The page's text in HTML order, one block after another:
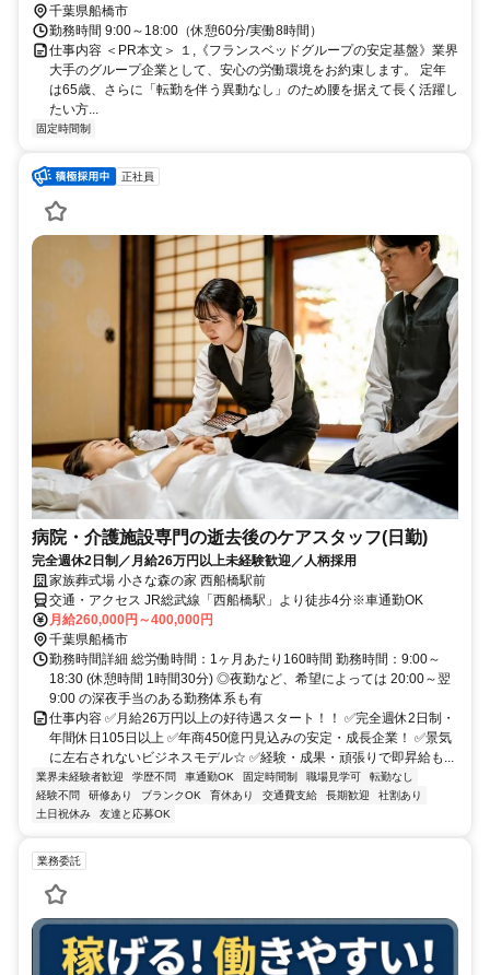
千葉県船橋市
勤務時間 9:00～18:00（休憩60分/実働8時間）
仕事内容 ＜PR本文＞ １,《フランスベッドグループの安定基盤》業界
大手のグループ企業として、安心の労働環境をお約束します。 定年
は65歳、さらに「転勤を伴う異動なし」のため腰を据えて長く活躍し
たい方...
固定時間制
正社員
病院・介護施設専門の逝去後のケアスタッフ(日勤)
完全週休2日制／月給26万円以上未経験歓迎／人柄採用
家族葬式場 小さな森の家 西船橋駅前
交通・アクセス JR総武線「西船橋駅」より徒歩4分※車通勤OK
月給260,000円～400,000円
千葉県船橋市
勤務時間詳細 総労働時間：1ヶ月あたり160時間 勤務時間：9:00～
18:30 (休憩時間 1時間30分) ◎夜勤など、希望によっては 20:00～翌
9:00 の深夜手当のある勤務体系も有
仕事内容 ✅月給26万円以上の好待遇スタート！！ ✅完全週休2日制・
年間休日105日以上 ✅年商450億円見込みの安定・成長企業！ ✅景気
に左右されないビジネスモデル☆ ✅経験・成果・頑張りで即昇給も...
業界未経験者歓迎 学歴不問 車通勤OK 固定時間制 職場見学可
転勤なし
経験不問
研修あり ブランクOK 育休あり 交通費支給 長期歓迎
社割あり
土日祝休み
友達と応募OK
業務委託